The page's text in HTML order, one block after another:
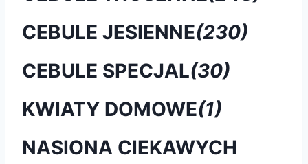
CEBULE JESIENNE(230)
CEBULE SPECJAL(30)
KWIATY DOMOWE(1)
NASIONA CIEKAWYCH